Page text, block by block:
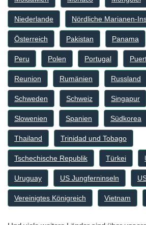
Niederlande Nördliche Marianen-
Österreich Pakistan Panama
Peru Polen Portugal
Reunion Rumänien Russland
Schweden Schweiz Singapur
Slowenien Spanien Südkorea
Thailand Trinidad und Tobago
Tschechische Republik Türkei
Uruguay US Jungferninseln
Vereinigtes Königreich Vietnam